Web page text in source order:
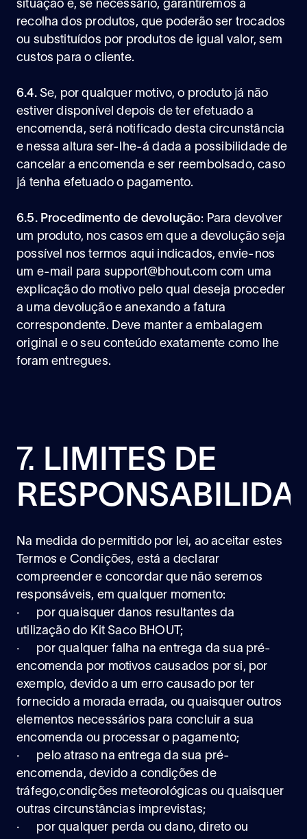
situação e, se necessário, garantiremos a
recolha dos produtos, que poderão ser trocados
ou substituídos por produtos de igual valor, sem
custos para o cliente.
6.4. Se, por qualquer motivo, o produto já não
estiver disponível depois de ter efetuado a
encomenda, será notificado desta circunstância
e nessa altura ser-lhe-á dada a possibilidade de
cancelar a encomenda e ser reembolsado, caso
já tenha efetuado o pagamento.
6.5. Procedimento de devolução: Para devolver
um produto, nos casos em que a devolução seja
possível nos termos aqui indicados, envie-nos
um e-mail para support@bhout.com com uma
explicação do motivo pelo qual deseja proceder
a uma devolução e anexando a fatura
correspondente. Deve manter a embalagem
original e o seu conteúdo exatamente como lhe
foram entregues.
7. LIMITES DE
Na medida do permitido por lei, ao aceitar estes
Termos e Condições, está a declarar
compreender e concordar que não seremos
responsáveis, em qualquer momento:
· por quaisquer danos resultantes da
utilização do Kit Saco BHOUT;
· por qualquer falha na entrega da sua pré-
encomenda por motivos causados por si, por
exemplo, devido a um erro causado por ter
fornecido a morada errada, ou quaisquer outros
elementos necessários para concluir a sua
encomenda ou processar o pagamento;
· pelo atraso na entrega da sua pré-
encomenda, devido a condições de
tráfego,condições meteorológicas ou quaisquer
outras circunstâncias imprevistas;
· por qualquer perda ou dano, direto ou